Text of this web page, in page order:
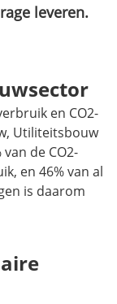
leveren.
en CO2-
Utiliteitsbouw
de CO2-
en 46% van al
is daarom